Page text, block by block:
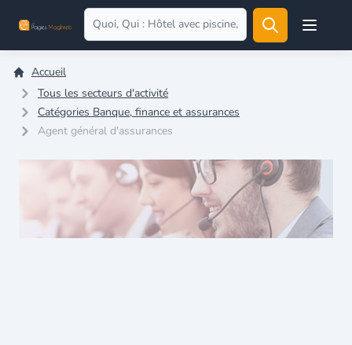
Open
Accueil
Tous les secteurs d'activité
Catégories Banque, finance et assurances
Agent général d'assurances